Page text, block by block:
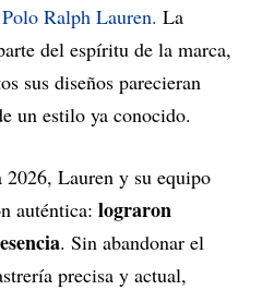
Polo Ralph Lauren. La
del espíritu de la marca,
sus diseños parecieran
un estilo ya conocido.
2026, Lauren y su equipo
auténtica: lograron
. Sin abandonar el
precisa y actual,